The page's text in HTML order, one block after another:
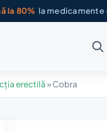
la 80% la medicamente
erectilă »Cobra